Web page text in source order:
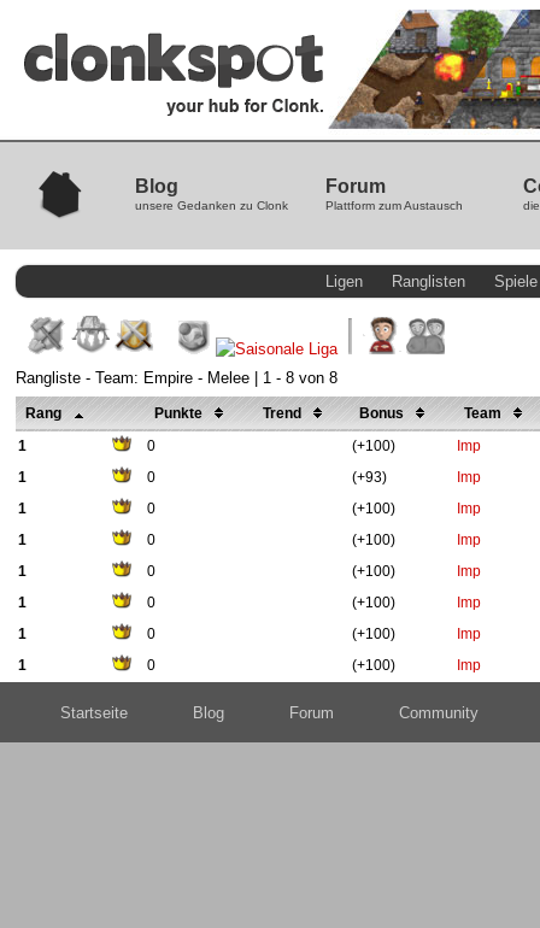
Blog
unsere Gedanken zu Clonk
Forum
Plattform zum Austausch
Ligen Ranglisten Spiele
Rangliste - Team: Empire - Melee | 1 - 8 von 8
Rang Punkte Trend Bonus
Team
1
0 (+100)
Imp
1
0 (+93)
Imp
1
0 (+100)
Imp
1
0 (+100)
Imp
1
0 (+100)
Imp
1
0 (+100)
Imp
1
0 (+100)
Imp
1
0 (+100) Imp
Startseite Blog Forum Community